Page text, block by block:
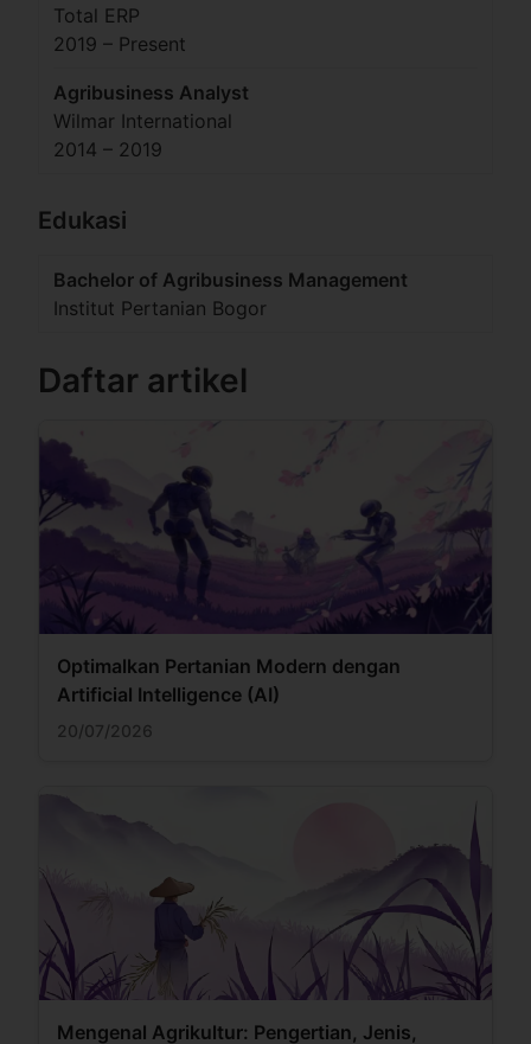
Total ERP
2019 – Present
Agribusiness Analyst
Wilmar International
2014 – 2019
Edukasi
Bachelor of Agribusiness Management
Institut Pertanian Bogor
Daftar artikel
Optimalkan Pertanian Modern dengan
Artificial Intelligence (AI)
20/07/2026
Mengenal Agrikultur: Pengertian, Jenis,